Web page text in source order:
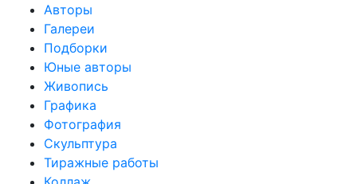
Авторы
Галереи
Подборки
Юные авторы
Живопись
Графика
Фотография
Скульптура
Тиражные работы